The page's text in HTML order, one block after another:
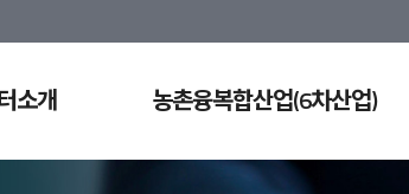
소개 농촌융복합산업(6차산업)